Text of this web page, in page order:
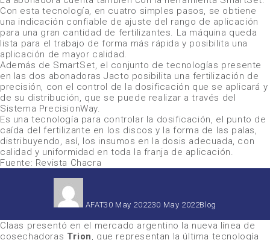
Con esta tecnología, en cuatro simples pasos, se obtiene
una indicación confiable de ajuste del rango de aplicación
para una gran cantidad de fertilizantes. La máquina queda
lista para el trabajo de forma más rápida y posibilita una
aplicación de mayor calidad.
Además de SmartSet, el conjunto de tecnologías presente
en las dos abonadoras Jacto posibilita una fertilización de
precisión, con el control de la dosificación que se aplicará y
de su distribución, que se puede realizar a través del
Sistema PrecisionWay.
Es una tecnología para controlar la dosificación, el punto de
caída del fertilizante en los discos y la forma de las palas,
distribuyendo, así, los insumos en la dosis adecuada, con
calidad y uniformidad en toda la franja de aplicación.
Fuente: Revista Chacra
AFAT30 May 202230 May 2022Blog
Claas presentó en el mercado argentino la nueva línea de
cosechadoras Trion, que representan la última tecnología